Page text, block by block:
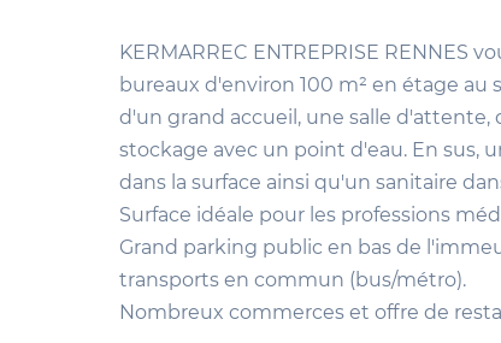
KERMARREC ENTREPRISE RENNES
bureaux d'environ 100 m² en étage au
d'un grand accueil, une salle
stockage avec un point d'eau. En sus,
dans la surface ainsi qu'un sanitaire
Surface idéale pour les professions
Grand parking public en bas de
transports en commun (bus/métro).
Nombreux commerces et offre de